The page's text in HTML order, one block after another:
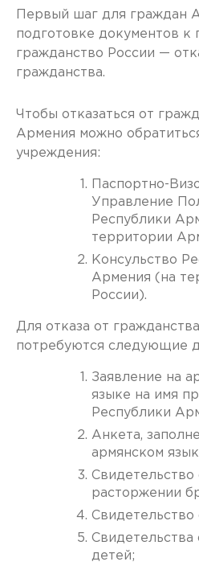
Первый шаг для граждан
подготовке документов к
гражданство России —
гражданства.
Чтобы отказаться от
Армения можно
учреждения:
Паспортно-
Управление
Республики
территории
Консульство
Армения (на
России).
Для отказа от
потребуются следующие
Заявление на
языке на имя
Республики
Анкета,
армянском
Свидетельство
расторжении
детей;